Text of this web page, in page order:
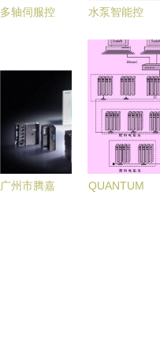
多轴伺服控
水泵智能控
统 全面提
升水利设施
自动化水平
广州市腾嘉
QUANTUM